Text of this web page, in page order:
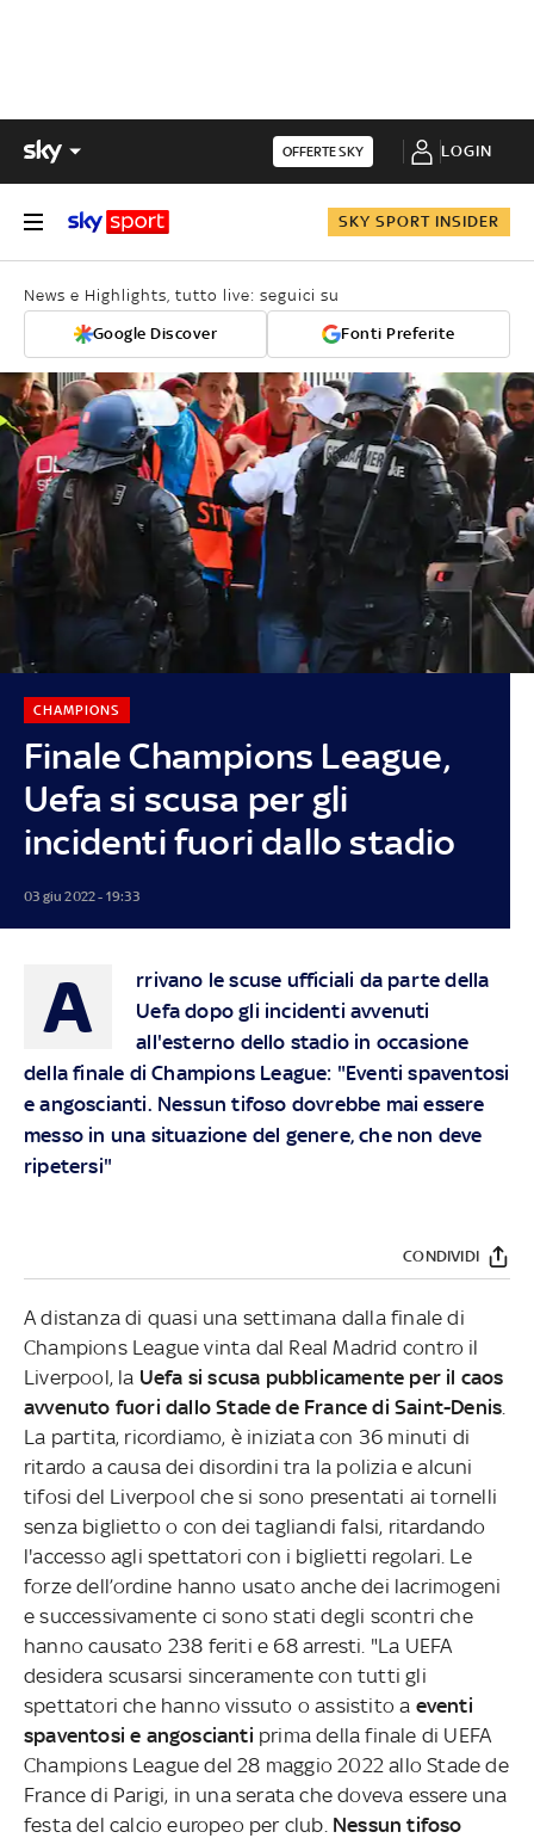
OFFERTE SKY LOGIN
SKY SPORT INSIDER
News e Highlights, tutto live: seguici su
Google Discover Fonti Preferite
Finale Champions League,
Uefa si scusa per gli
incidenti fuori dallo stadio
CHAMPIONS
03 giu 2022 - 19:33
A
rrivano le scuse ufficiali da parte della
Uefa dopo gli incidenti avvenuti
all'esterno dello stadio in occasione
della finale di Champions League: "Eventi spaventosi
e angoscianti. Nessun tifoso dovrebbe mai essere
messo in una situazione del genere, che non deve
ripetersi"
CONDIVIDI
A distanza di quasi una settimana dalla finale di
Champions League vinta dal Real Madrid contro il
Liverpool, la Uefa si scusa pubblicamente per il caos
avvenuto fuori dallo Stade de France di Saint-Denis
La partita, ricordiamo, è iniziata con 36 minuti di
ritardo a causa dei disordini tra la polizia e alcuni
tifosi del Liverpool che si sono presentati ai tornelli
senza biglietto o con dei tagliandi falsi, ritardando
l'accesso agli spettatori con i biglietti regolari. Le
forze dell’ordine hanno usato anche dei lacrimogeni
e successivamente ci sono stati degli scontri che
hanno causato 238 feriti e 68 arresti. "La UEFA
desidera scusarsi sinceramente con tutti gli
spettatori che hanno vissuto o assistito a eventi
spaventosi e angoscianti prima della finale di UEFA
Champions League del 28 maggio 2022 allo Stade de
France di Parigi, in una serata che doveva essere una
festa del calcio europeo per club. Nessun tifoso